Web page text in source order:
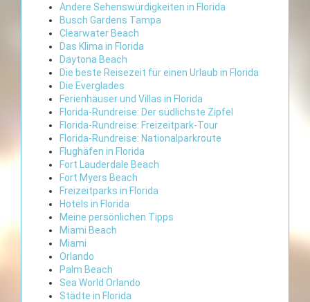
Andere Sehenswürdigkeiten in Florida
Busch Gardens Tampa
Clearwater Beach
Das Klima in Florida
Daytona Beach
Die beste Reisezeit für einen Urlaub in Florida
Die Everglades
Ferienhäuser und Villas in Florida
Florida-Rundreise: Der südlichste Zipfel
Florida-Rundreise: Freizeitpark-Tour
Florida-Rundreise: Nationalparkroute
Flughäfen in Florida
Fort Lauderdale Beach
Fort Myers Beach
Freizeitparks in Florida
Hotels in Florida
Meine persönlichen Tipps
Miami Beach
Miami
Orlando
Palm Beach
Sea World Orlando
Städte in Florida